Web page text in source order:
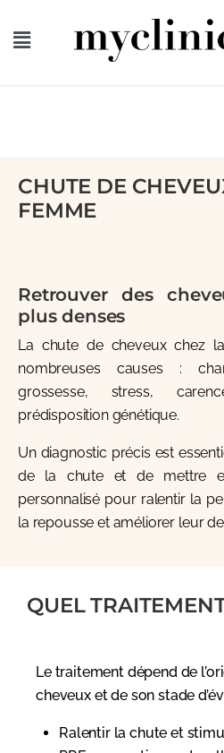
CHUTE DE
FEMME
Retrouver des
plus denses
La chute de cheveux chez
nombreuses causes :
grossesse, stress,
prédisposition génétique.
Un diagnostic précis est
de la chute et de mettre
personnalisé pour ralentir la
la repousse et améliorer leur
QUEL
Le traitement dépend de
cheveux et de son stade
Ralentir la chute et